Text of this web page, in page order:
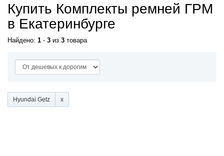
Купить Комплекты ремней ГРМ
в Екатеринбурге
Найдено: 1 - 3 из 3 товара
Hyundai Getz